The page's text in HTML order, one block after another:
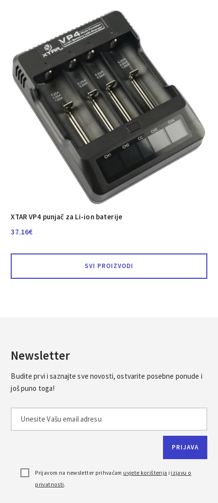
XTAR VP4 punjač za Li-ion baterije
37.16€
SVI PROIZVODI
Newsletter
Budite prvi i saznajte sve novosti, ostvarite posebne ponude i
još puno toga!
Prijavom na newsletter prihvaćam uvjete korištenja i izjavu o
privatnosti.